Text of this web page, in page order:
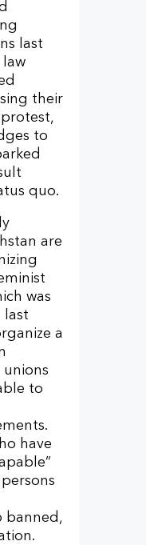
last
their
to
quo.
are
was
last
a
to
have
banned,